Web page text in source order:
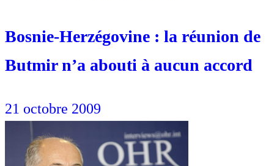
Bosnie-Herzégovine : la réunion de
Butmir n’a abouti à aucun accord
21 octobre 2009